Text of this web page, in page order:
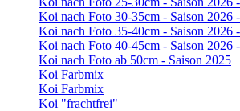
Koi nach Foto 30-35cm - Saison 2026
Koi nach Foto 35-40cm - Saison 2026
Koi nach Foto 40-45cm - Saison 2026
Koi nach Foto ab 50cm - Saison 2025
Koi Farbmix
Koi Farbmix
Koi "frachtfrei"